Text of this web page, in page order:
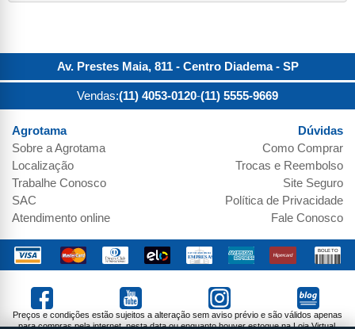
Av. Prestes Maia, 811 - Centro Diadema- SP
Vendas:(11) 4053-0120-(11) 5555-9669
Agrotama
Sobre aAgrotama
Localização
Trabalhe Conosco
SAC
Atendimento online
Dúvidas
Como Comprar
Trocas e Reembolso
Site Seguro
Política de Privacidade
Fale Conosco
Preços e condições estão sujeitos a alteração sem aviso prévio e são válidos apenas
para compras pela internet, nesta data ou enquanto houver estoque na Loja Virtual.